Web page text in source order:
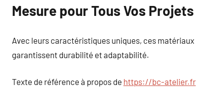
Mesure pour Tous Vos Projets
Avec leurs caractéristiques uniques, ces matériaux
garantissent durabilité et adaptabilité.
Texte de référence à propos de https://bc-atelier.fr